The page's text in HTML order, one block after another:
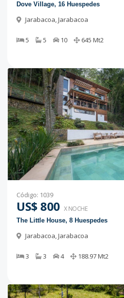
Dove Village, 16 Huespedes
Jarabacoa,Jarabacoa
5 5 10 645 Mt2
Código: 1039
US$ 800 X NOCHE
The Little House, 8 Huespedes
Jarabacoa,Jarabacoa
3 3 4 188.97Mt2